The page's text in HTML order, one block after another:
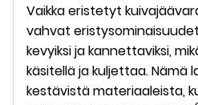
Vaikka eristetyt
vahvat
kevyiksi ja kannettaviksi,
käsitellä ja kuljettaa.
kestävistä materiaaleista,